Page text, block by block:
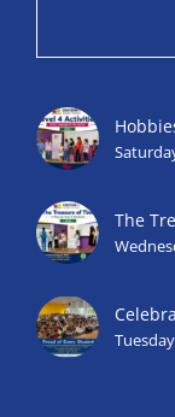
The